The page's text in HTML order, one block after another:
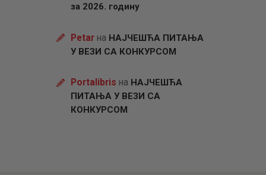
за 2026. годину
Petarна НАЈЧЕШЋА ПИТАЊА
У ВЕЗИ СА КОНКУРСОМ
Portalibris на НАЈЧЕШЋА
ПИТАЊА У ВЕЗИ СА
КОНКУРСОМ